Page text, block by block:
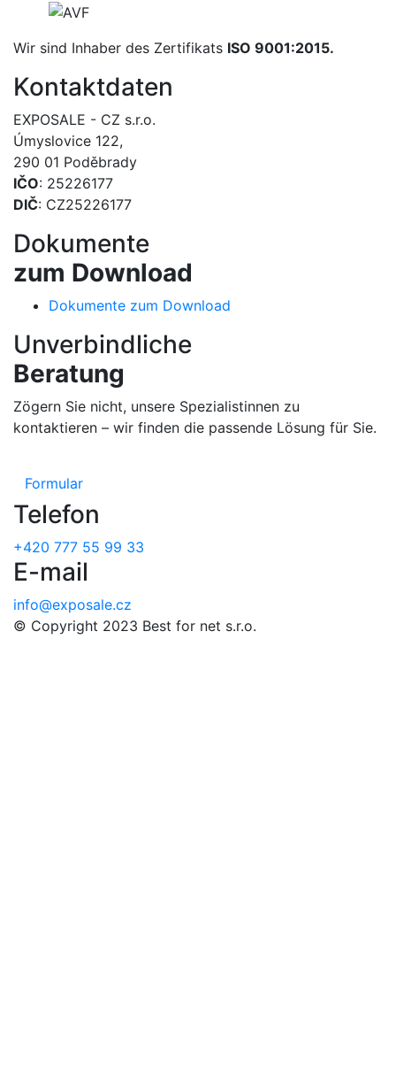
Wir sind Inhaber des Zertifikats ISO 9001:2015.
Kontaktdaten
EXPOSALE - CZ s.r.o.
Úmyslovice 122,
290 01 Poděbrady
IČO: 25226177
DIČ: CZ25226177
Dokumente
zum Download
Dokumente zum Download
Unverbindliche
Beratung
Zögern Sie nicht, unsere Spezialistinnen zu
kontaktieren – wir finden die passende Lösung für Sie.
Formular
Telefon
+420 777 55 99 33
E-mail
info@exposale.cz
© Copyright 2023 Best for net s.r.o.